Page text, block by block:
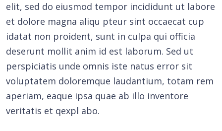
elit, sed do eiusmod tempor incididunt ut labore
et dolore magna aliqu pteur sint occaecat cup
idatat non proident, sunt in culpa qui officia
deserunt mollit anim id est laborum. Sed ut
perspiciatis unde omnis iste natus error sit
voluptatem doloremque laudantium, totam rem
aperiam, eaque ipsa quae ab illo inventore
veritatis et qexpl abo.